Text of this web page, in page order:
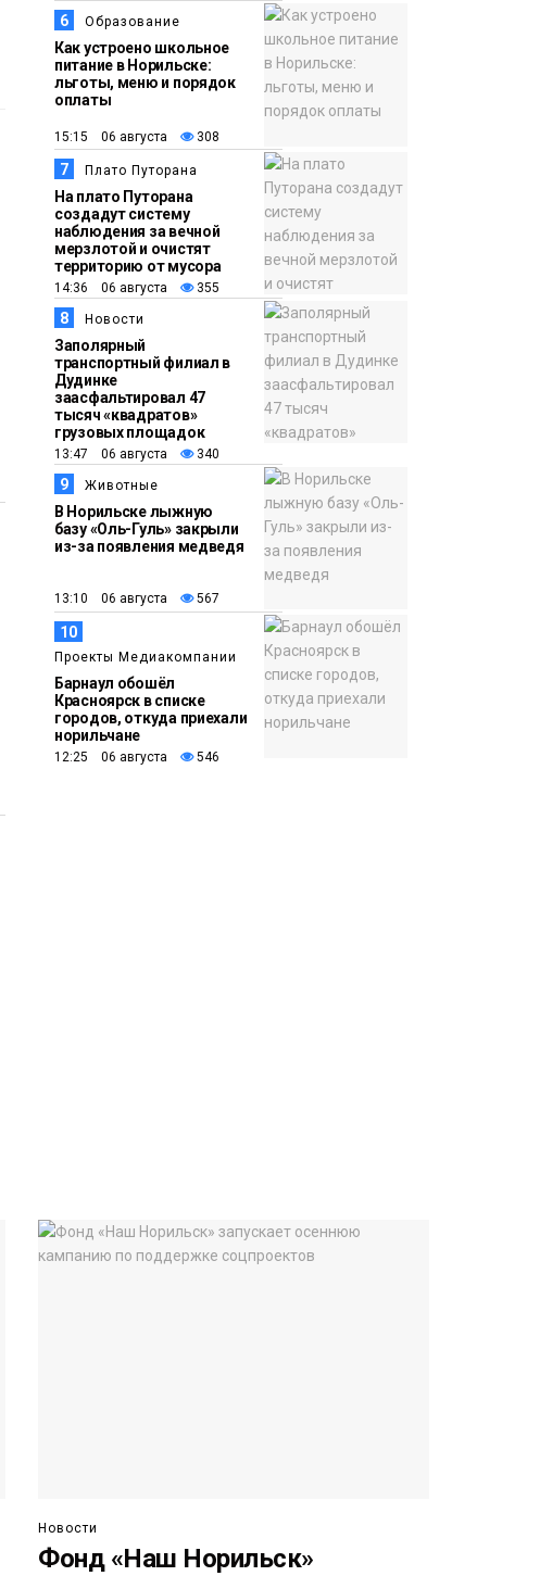
6 Образование
Как устроено школьное
питание в Норильске:
льготы, меню и порядок
оплаты
15:15 06 августа 308
7 Плато Путорана
На плато Путорана
создадут систему
наблюдения за вечной
мерзлотой и очистят
территорию от мусора
14:36 06 августа 355
8 Новости
Заполярный
транспортный филиал в
Дудинке
заасфальтировал 47
тысяч «квадратов»
грузовых площадок
13:47 06 августа 340
9 Животные
В Норильске лыжную
базу «Оль-Гуль» закрыли
из-за появления медведя
13:10 06 августа 567
10
Проекты Медиакомпании
Барнаул обошёл
Красноярск в списке
городов, откуда приехали
норильчане
12:25 06 августа 546
Новости
Фонд «Наш Норильск»